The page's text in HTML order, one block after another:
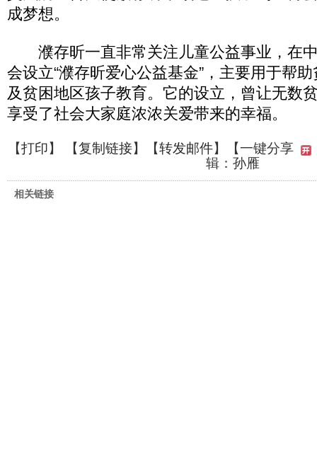
成梦想。
濮存昕一直非常关注儿童公益事业，在
会设立“濮存昕爱心公益基金”，主要用于帮
及贫困地区孩子教育。它的设立，曾让无数
享受了社会大家庭浓浓关爱带来的幸福。
【打印】 【复制链接】【转发邮件】
【一键分享
辑：孙雁
相关链接